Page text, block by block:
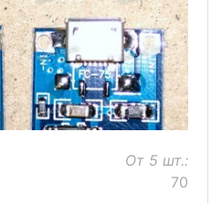
От 5 шт.:
70